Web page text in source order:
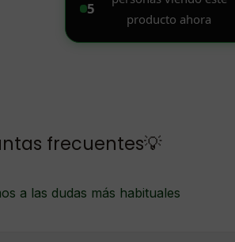
frecuentes💡
a las dudas más habituales